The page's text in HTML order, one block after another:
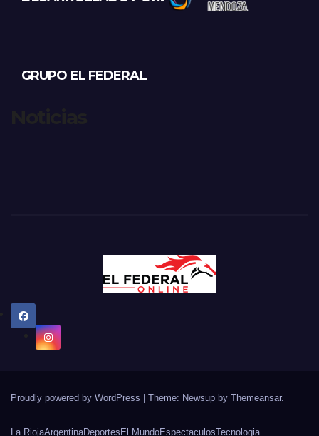
GRUPO EL FEDERAL
Proudly powered by WordPress Theme: Newsup by Themeansar.
La RiojaArgentinaDeportes El MundoEspectaculosTecnologia